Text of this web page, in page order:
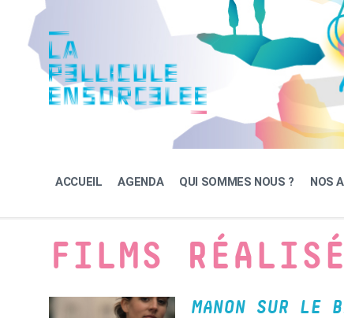
content
navigation
footer
ACCUEIL AGENDA QUI SOMMES NOUS ? NOS
FILMS
MANON SUR LE